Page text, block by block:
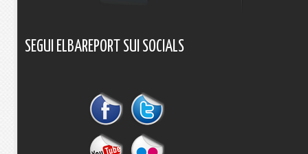
SEGUI ELBAREPORT SUI SOCIALS